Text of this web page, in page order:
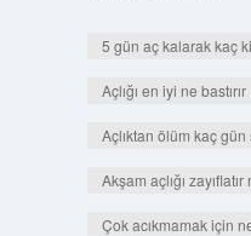
5 gün aç kalarak kaç
Açlığı en iyi ne bastırır
Açlıktan ölüm kaç gün
Akşam açlığı zayıflatır
Çok acıkmamak için